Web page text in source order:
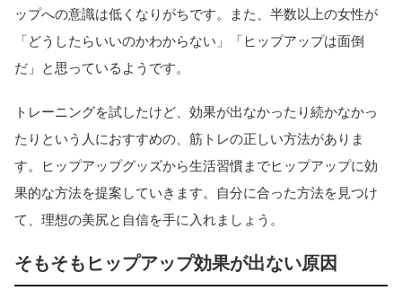
ップへの意識は低くなりがちです。また、半数以上の女性が
「どうしたらいいのかわからない」「ヒップアップは面倒
だ」と思っているようです。
トレーニングを試したけど、効果が出なかったり続かなかっ
たりという人におすすめの、筋トレの正しい方法がありま
す。ヒップアップグッズから生活習慣までヒップアップに効
果的な方法を提案していきます。自分に合った方法を見つけ
て、理想の美尻と自信を手に入れましょう。
そもそもヒップアップ効果が出ない原因